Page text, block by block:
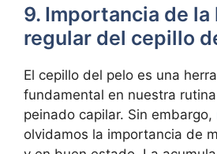
9. Importancia de la
regular del cepillo
El cepillo del pelo es una
fundamental en nuestra
peinado capilar. Sin embargo,
olvidamos la importancia de